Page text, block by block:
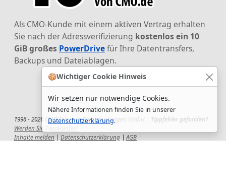
🍪Wichtiger Cookie Hinweis
Wir setzen nur notwendige Cookies.
Nähere Informationen finden Sie in unserer
Datenschutzerklärung.
Als CMO-Kunde mit einem aktiven Vertrag erhalten
Sie nach der Adressverifizierung kostenlos ein 10
GiB großes PowerDrivefür Ihre Datentransfers,
Backups und Dateiablagen.
1996 - 2026 CMO Internet Dienstleistungen GmbH | Tippfehler gefunden?
Werden Sie TypoHunter!
Inhalte melden
Datenschutzerklärung AGB